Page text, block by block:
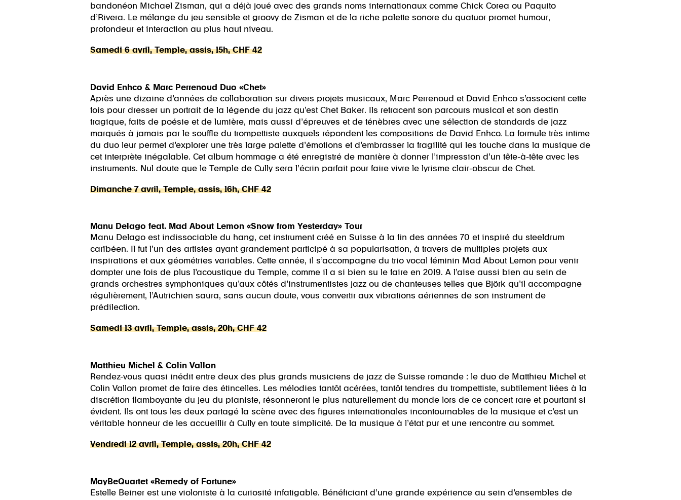
bandonéon Michael Zisman, qui a déjà joué avec des grands noms internationaux comme Chick Corea ou Paquito
d’Rivera. Le mélange du jeu sensible et groovy de Zisman et de la riche palette sonore du quatuor promet humour,
profondeur et interaction au plus haut niveau.
Samedi 6 avril, Temple, assis, 15h, CHF 42
David Enhco & Marc Perrenoud Duo «Chet»
Après une dizaine d’années de collaboration sur divers projets musicaux, Marc Perrenoud et David Enhco s’associent cette
fois pour dresser un portrait de la légende du jazz qu’est Chet Baker. Ils retracent son parcours musical et son destin
tragique, faits de poésie et de lumière, mais aussi d’épreuves et de ténèbres avec une sélection de standards de jazz
marqués à jamais par le souffle du trompettiste auxquels répondent les compositions de David Enhco. La formule très intime
du duo leur permet d’explorer une très large palette d’émotions et d’embrasser la fragilité qui les touche dans la musique de
cet interprète inégalable. Cet album hommage a été enregistré de manière à donner l’impression d’un tête-à-tête avec les
instruments. Nul doute que le Temple de Cully sera l’écrin parfait pour faire vivre le lyrisme clair-obscur de Chet.
Dimanche 7 avril, Temple, assis, 16h, CHF 42
Manu Delago feat. Mad About Lemon «Snow from Yesterday» Tour
Manu Delago est indissociable du hang, cet instrument créé en Suisse à la fin des années 70 et inspiré du steeldrum
carïbéen. Il fut l’un des artistes ayant grandement participé à sa popularisation, à travers de multiples projets aux
inspirations et aux géométries variables. Cette année, il s’accompagne du trio vocal féminin Mad About Lemon pour venir
dompter une fois de plus l’acoustique du Temple, comme il a si bien su le faire en 2019. A l’aise aussi bien au sein de
grands orchestres symphoniques qu’aux côtés d’instrumentistes jazz ou de chanteuses telles que Björk qu’il accompagne
régulièrement, l’Autrichien saura, sans aucun doute, vous convertir aux vibrations aériennes de son instrument de
prédilection.
Samedi 13 avril, Temple, assis, 20h, CHF 42
Matthieu Michel & Colin Vallon
Rendez-vous quasi inédit entre deux des plus grands musiciens de jazz de Suisse romande : le duo de Matthieu Michel et
Colin Vallon promet de faire des étincelles. Les mélodies tantôt acérées, tantôt tendres du trompettiste, subtilement liées à la
discrétion flamboyante du jeu du pianiste, résonneront le plus naturellement du monde lors de ce concert rare et pourtant si
évident. Ils ont tous les deux partagé la scène avec des figures internationales incontournables de la musique et c’est un
véritable honneur de les accueillir à Cully en toute simplicité. De la musique à l’état pur et une rencontre au sommet.
Vendredi 12 avril, Temple, assis, 20h, CHF 42
MayBeQuartet «Remedy of Fortune»
Estelle Beiner est une violoniste à la curiosité infatigable. Bénéficiant d’une grande expérience au sein d’ensembles de